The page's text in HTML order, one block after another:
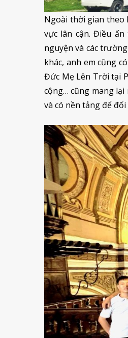
Ngoài thời gian theo
vực lân cận. Điều
nguyện và các
khác, anh em cũng
Đức Mẹ Lên Trời tại
cộng… cũng mang lại
và có nền tảng để